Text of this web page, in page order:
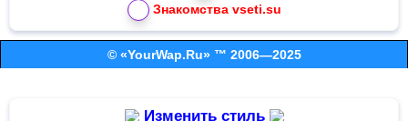
Знакомства vseti.su
© «YourWap.Ru» ™ 2006—2025
Изменить стиль